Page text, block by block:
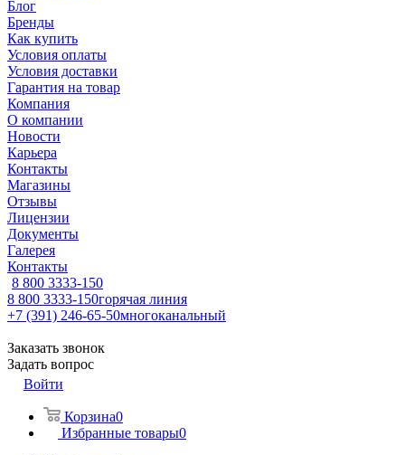
Блог
Бренды
Как купить
Условия оплаты
Условия доставки
Гарантия на товар
Компания
О компании
Новости
Карьера
Контакты
Магазины
Отзывы
Лицензии
Документы
Галерея
Контакты
8 800 3333-150
8 800 3333-150горячая линия
+7 (391) 246-65-50многоканальный
Заказать звонок
Задать вопрос
Войти
Корзина0
Избранные товары0